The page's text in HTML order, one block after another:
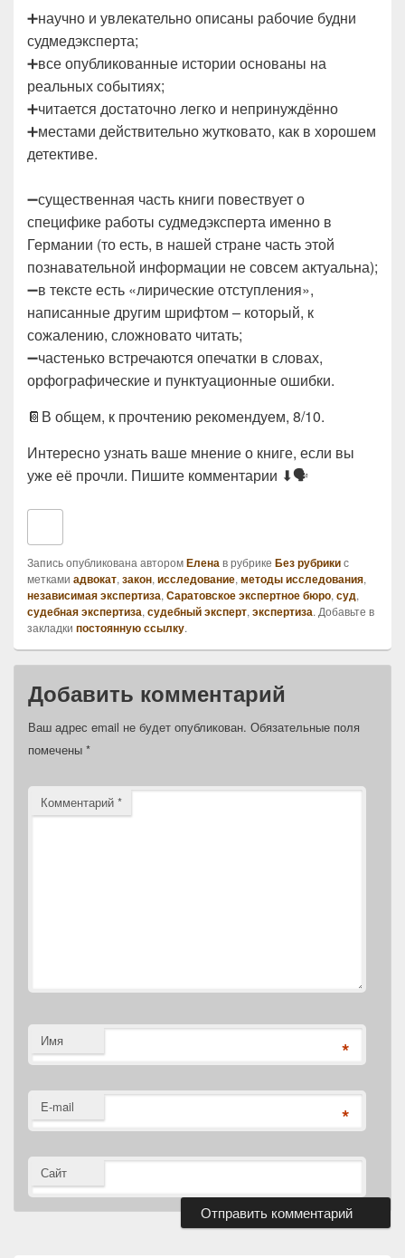
➕научно и увлекательно описаны рабочие будни
судмедэксперта;
➕все опубликованные истории основаны на
реальных событиях;
➕читается достаточно легко и непринуждённо
➕местами действительно жутковато, как в хорошем
детективе.
➖существенная часть книги повествует о
специфике работы судмедэксперта именно в
Германии (то есть, в нашей стране часть этой
познавательной информации не совсем актуальна);
➖в тексте есть «лирические отступления»,
написанные другим шрифтом – который, к
сожалению, сложновато читать;
➖частенько встречаются опечатки в словах,
орфографические и пунктуационные ошибки.
📔В общем, к прочтению рекомендуем, 8/10.
Интересно узнать ваше мнение о книге, если вы
уже её прочли. Пишите комментарии ⬇🗣
Запись опубликована авторомЕленав рубрике Без рубрикис
метками адвокат, закон, исследование, методы исследования,
независимая экспертиза, Саратовское экспертное бюро, суд,
судебная экспертиза, судебный эксперт, экспертиза. Добавьте в
закладки постоянную ссылку.
Добавить комментарий
Ваш адрес email не будет опубликован. Обязательные поля
помечены *
Комментарий *
Имя *
E-mail *
Сайт